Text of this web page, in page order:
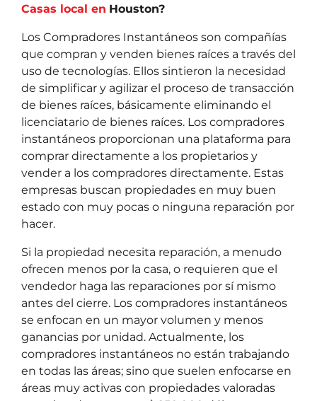
Casas local en Houston?
Los Compradores Instantáneos son compañías
que compran y venden bienes raíces a través del
uso de tecnologías. Ellos sintieron la necesidad
de simplificar y agilizar el proceso de transacción
de bienes raíces, básicamente eliminando el
licenciatario de bienes raíces. Los compradores
instantáneos proporcionan una plataforma para
comprar directamente a los propietarios y
vender a los compradores directamente. Estas
empresas buscan propiedades en muy buen
estado con muy pocas o ninguna reparación por
hacer.
Si la propiedad necesita reparación, a menudo
ofrecen menos por la casa, o requieren que el
vendedor haga las reparaciones por sí mismo
antes del cierre. Los compradores instantáneos
se enfocan en un mayor volumen y menos
ganancias por unidad. Actualmente, los
compradores instantáneos no están trabajando
en todas las áreas; sino que suelen enfocarse en
áreas muy activas con propiedades valoradas